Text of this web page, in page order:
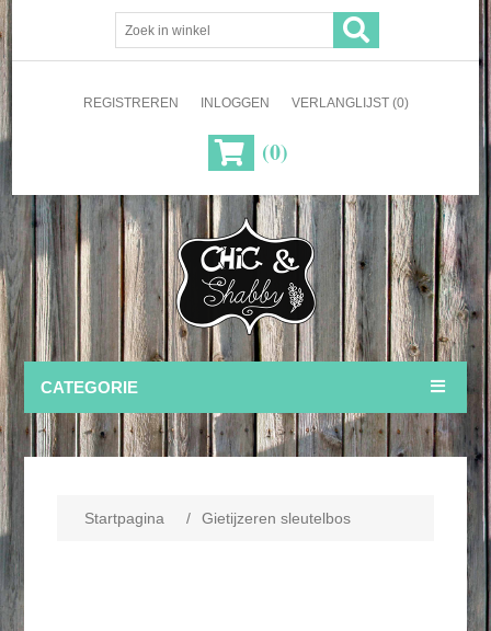
REGISTREREN INLOGGEN VERLANGLIJST (0)
(0)
CATEGORIE
Startpagina / Gietijzeren sleutelbos